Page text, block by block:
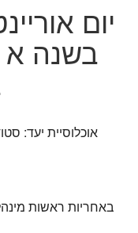
יום
בשנה א
אוכלוסיית יעד:
באחריות ראשות